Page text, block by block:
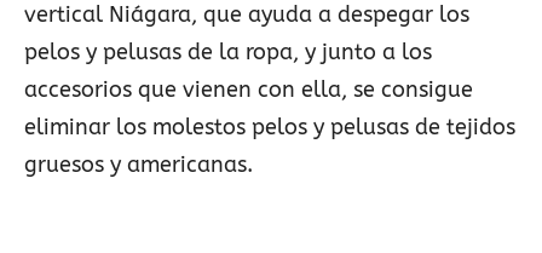
vertical Niágara, que ayuda a despegar los
pelos y pelusas de la ropa, y junto a los
accesorios que vienen con ella, se consigue
eliminar los molestos pelos y pelusas de tejidos
gruesos y americanas.